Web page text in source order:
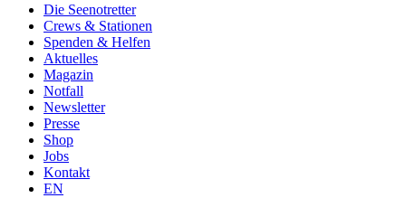
Die Seenotretter
Crews & Stationen
Spenden & Helfen
Aktuelles
Magazin
Notfall
Newsletter
Presse
Shop
Jobs
Kontakt
EN